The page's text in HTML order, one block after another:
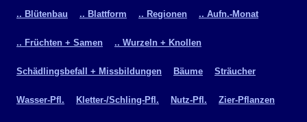
.. Blütenbau .. Blattform .. Regionen .. Aufn.-Monat
.. Früchten + Samen .. Wurzeln + Knollen
Schädlingsbefall + Missbildungen Bäume Sträucher
Wasser-Pfl. Kletter-/Schling-Pfl. Nutz-Pfl. Zier-Pflanzen